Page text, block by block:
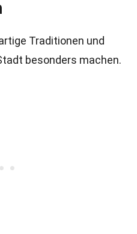
Traditionen und
besonders machen.